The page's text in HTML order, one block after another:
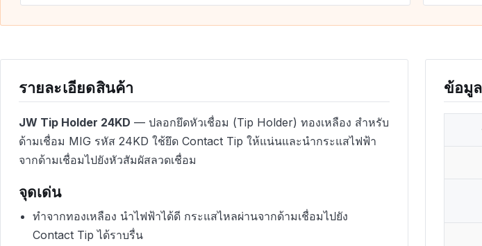
รายละเอียดสินค้า
JW Tip Holder 24KD — ปลอกยึดหัวเชื่อม (Tip Holder) ทองเหลือง สำหรับ
ด้ามเชื่อม MIG รหัส 24KD ใช้ยึด Contact Tip ให้แน่นและนำกระแสไฟฟ้า
จากด้ามเชื่อมไปยังหัวสัมผัสลวดเชื่อม
จุดเด่น
ทำจากทองเหลือง นำไฟฟ้าได้ดี กระแสไหลผ่านจากด้ามเชื่อมไปยัง
Contact Tip ได้ราบรื่น
ข้อมู